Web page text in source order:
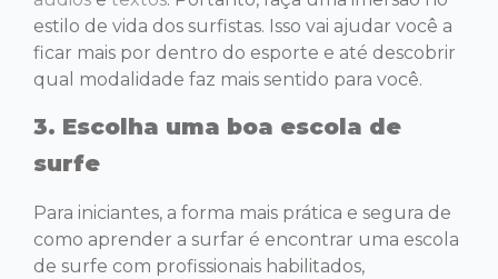
estilo de vida dos surfistas. Isso vai ajudar você a
ficar mais por dentro do esporte e até descobrir
qual modalidade faz mais sentido para você.
3. Escolha uma boa escola de
surfe
Para iniciantes, a forma mais prática e segura de
como aprender a surfar é encontrar uma escola
de surfe com profissionais habilitados,